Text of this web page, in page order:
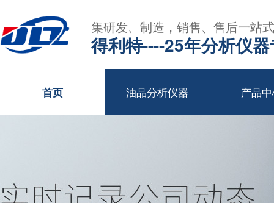
集研发、制造，销售、售后一站
得利特----25年分析仪
首页 油品分析仪器 产品